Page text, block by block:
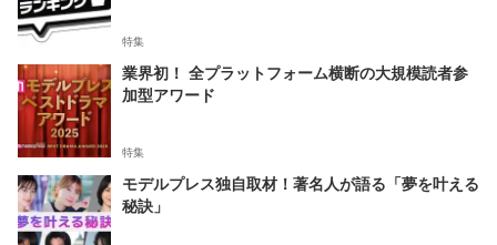
特集
業界初！ 全プラットフォーム横断の大規模読者参
加型アワード
特集
モデルプレス独自取材！著名人が語る「夢を叶える
秘訣」